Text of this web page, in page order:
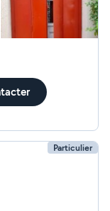
Particulier